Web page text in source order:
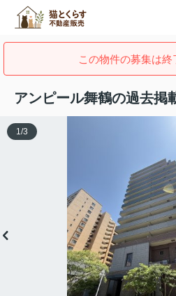
この物件の募集は終
アンピール舞鶴の過去掲
1/3